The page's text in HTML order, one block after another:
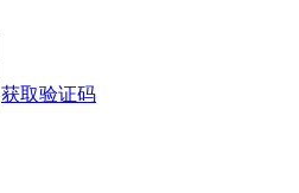
获取验证码